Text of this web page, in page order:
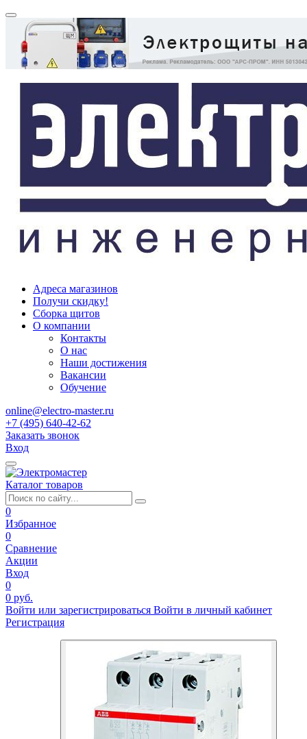
Адреса магазинов
Получи скидку!
Сборка щитов
О компании
Контакты
О нас
Наши достижения
Вакансии
Обучение
online@electro-master.ru
+7 (495) 640-42-62
Заказать звонок
Вход
Каталог товаров
0
Избранное
0
Сравнение
Акции
Вход
0
0 руб.
Войти или зарегистрироваться Войти в личный кабинет
Регистрация